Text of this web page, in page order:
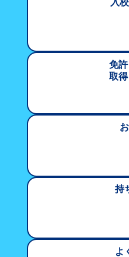
入校
免許
取得
持
よ